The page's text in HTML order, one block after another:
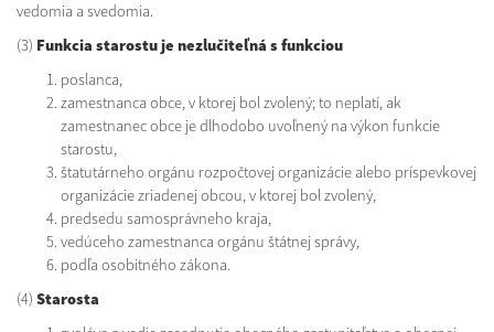
vedomia a svedomia.
(3) Funkcia starostu je nezlučiteľná s funkciou
poslanca,
zamestnanca obce, v ktorej bol zvolený; to neplatí, ak
zamestnanec obce je dlhodobo uvoľnený na výkon funkcie
starostu,
štatutárneho orgánu rozpočtovej organizácie alebo príspevkovej
organizácie zriadenej obcou, v ktorej bol zvolený,
predsedu samosprávneho kraja,
vedúceho zamestnanca orgánu štátnej správy,
podľa osobitného zákona.
(4) Starosta